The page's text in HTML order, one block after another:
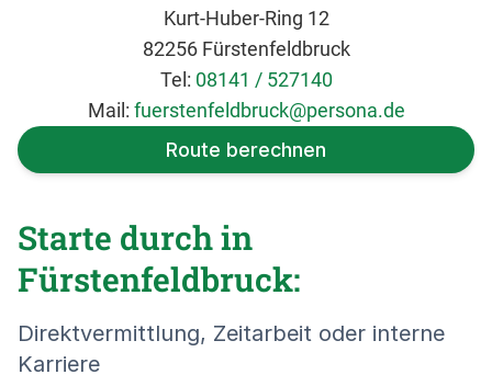
Kurt-Huber-Ring 12
82256 Fürstenfeldbruck
Tel: 08141 / 527140
Mail: fuerstenfeldbruck@persona.de
Route berechnen
Starte durch in
Fürstenfeldbruck:
Direktvermittlung, Zeitarbeit oder interne
Karriere